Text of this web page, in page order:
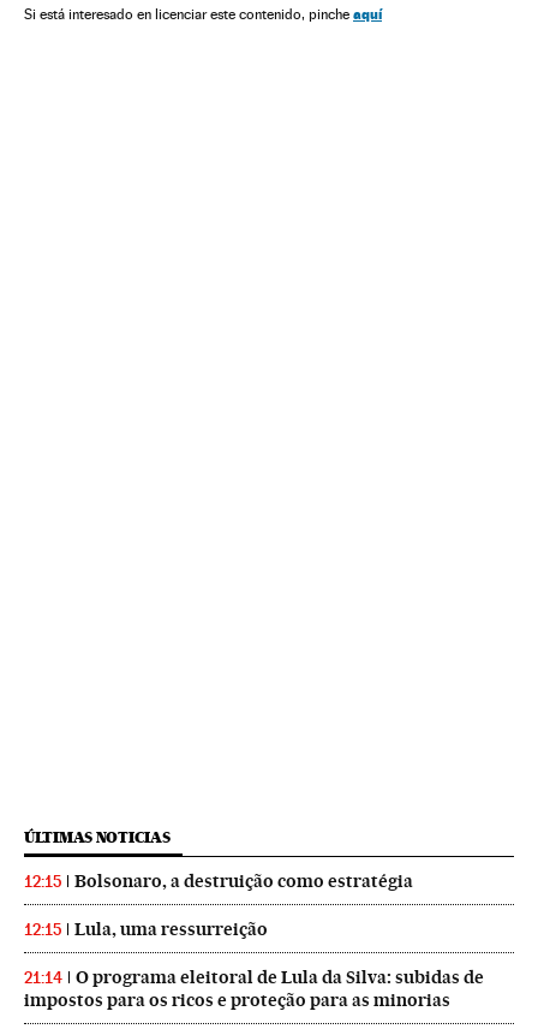
Organizações internacionais Política Relações exteriores
Si está interesado en licenciar este contenido, pinche aquí
ÚLTIMAS NOTICIAS
12:15 Bolsonaro, a destruição como estratégia
12:15 Lula, uma ressurreição
21:14
O programa eleitoral de Lula da Silva: subidas de
impostos para os ricos e proteção para as minorias